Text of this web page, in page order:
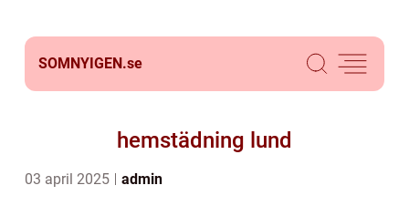
SOMNYIGEN.se
hemstädning lund
03 april 2025 admin